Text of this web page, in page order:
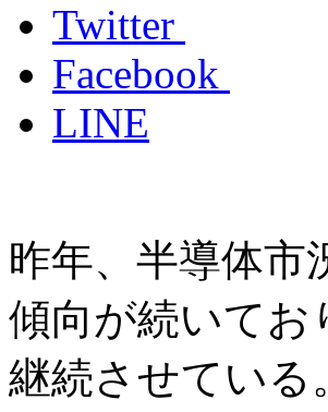
Twitter
Facebook
LINE
昨年、半導体市
傾向が続いてお
継続させている